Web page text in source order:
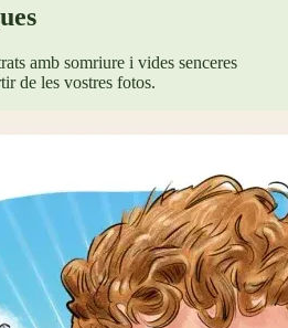
amb somriure i vides senceres
de les vostres fotos.